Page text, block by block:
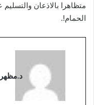
متظاهرا بالاذعان
الحمام!.